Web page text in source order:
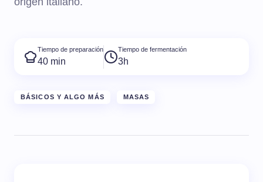
Tiempo de preparación
40 min
Tiempo de fermentación
3h
BÁSICOS Y ALGO MÁS MASAS